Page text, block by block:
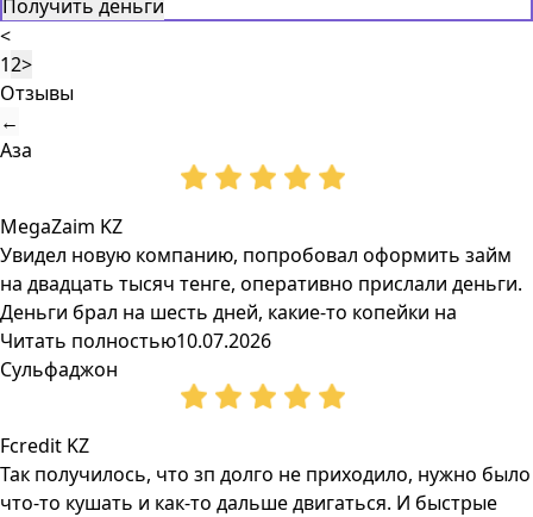
Получить деньги
<
12>
Отзывы
←
Аза
MegaZaim KZ
Увидел новую компанию, попробовал оформить займ
на двадцать тысяч тенге, оперативно прислали деньги.
Деньги брал на шесть дней, какие-то копейки на
Читать полностью10.07.2026
Сульфаджон
Fcredit KZ
Так получилось, что зп долго не приходило, нужно было
что-то кушать и как-то дальше двигаться. И быстрые